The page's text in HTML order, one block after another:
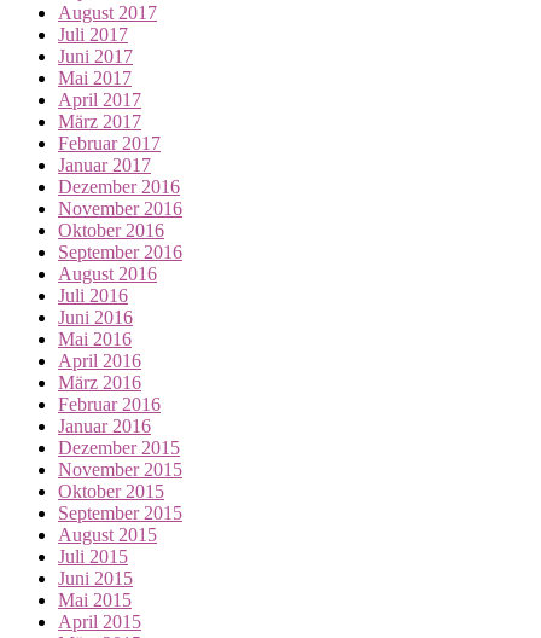
August 2017
Juli 2017
Juni 2017
Mai 2017
April 2017
März 2017
Februar 2017
Januar 2017
Dezember 2016
November 2016
Oktober 2016
September 2016
August 2016
Juli 2016
Juni 2016
Mai 2016
April 2016
März 2016
Februar 2016
Januar 2016
Dezember 2015
November 2015
Oktober 2015
September 2015
August 2015
Juli 2015
Juni 2015
Mai 2015
April 2015